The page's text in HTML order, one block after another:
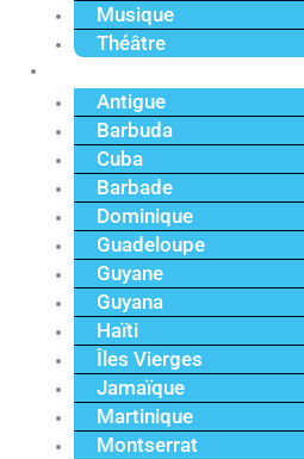
Musique
Théâtre
Antigue
Barbuda
Cuba
Barbade
Dominique
Guadeloupe
Guyane
Guyana
Haïti
Îles Vierges
Jamaïque
Martinique
Montserrat